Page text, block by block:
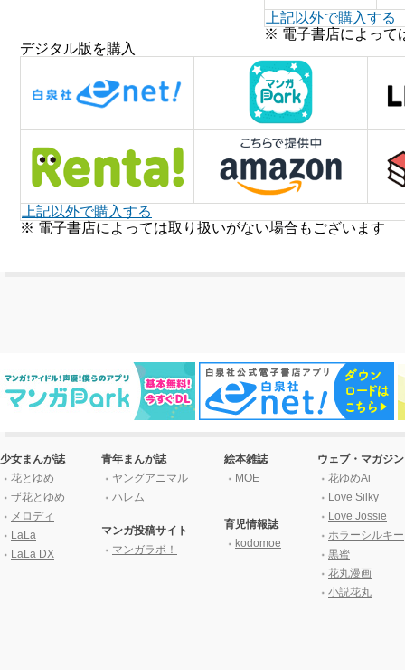
上記以外で購入する
※ 電子書店によって
デジタル版を購入
上記以外で購入する
※ 電子書店によっては取り扱いがない場合もございます
少女まんが誌
花とゆめ
ザ花とゆめ
メロディ
LaLa
LaLa DX
青年まんが誌
ヤングアニマル
ハレム
マンガ投稿サイト
マンガラボ！
絵本雑誌
MOE
育児情報誌
kodomoe
ウェブ・マガジン
花ゆめAi
Love Silky
Love Jossie
ホラーシルキー
黒蜜
花丸漫画
小説花丸